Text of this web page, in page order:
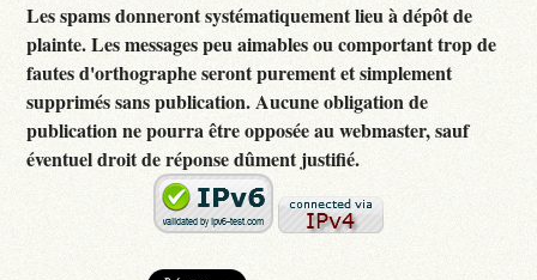
Les spams donneront systématiquement lieu à dépôt de
plainte. Les messages peu aimables ou comportant trop de
fautes d'orthographe seront purement et simplement
supprimés sans publication. Aucune obligation de
publication ne pourra être opposée au webmaster, sauf
éventuel droit de réponse dûment justifié.